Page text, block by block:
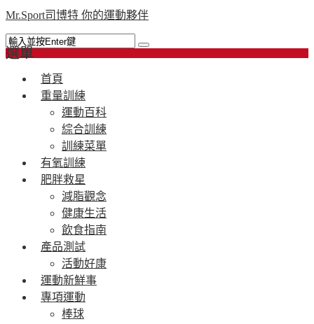
Mr.Sport司博特 你的運動夥伴
選單
首頁
重量訓練
運動百科
綜合訓練
訓練菜單
有氧訓練
肥胖救星
減脂觀念
健康生活
飲食指南
產品測試
活動好康
運動新鮮事
專項運動
棒球